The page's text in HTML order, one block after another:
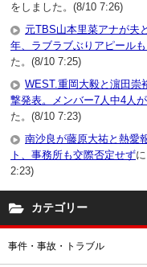
をしました。(8/10 7:26)
元TBS山本里菜アナが夫
年、ラブラブぶりアピール
た。(8/10 7:25)
WEST.重岡大毅と濵田崇
撃発表。メンバー7人中4人
た。(8/10 7:23)
南沙良が藤原大祐と熱愛
ト、事務所も交際否定せず
2:23)
カテゴリー
事件・事故・トラブル